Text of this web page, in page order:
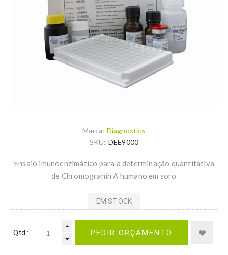
Marca: Diagnostics
SKU: DEE9000
Ensaio imunoenzimático para a determinação quantitativa
de Chromogranin A humano em soro
EM STOCK
Qtd.: PEDIR ORÇAMENTO